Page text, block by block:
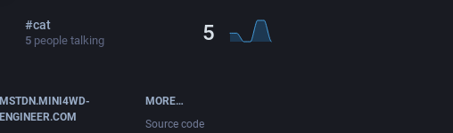
#cat
5 people talking 5
MSTDN.MINI4WD-
ENGINEER.COM
MORE…
Source code